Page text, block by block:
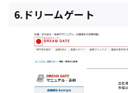
6.ドリームゲート